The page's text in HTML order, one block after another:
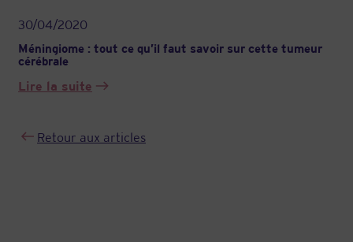
30/04/2020
Méningiome : tout ce qu’il faut savoir sur cette tumeur
cérébrale
Lire la suite
:
toutRetour aux articles